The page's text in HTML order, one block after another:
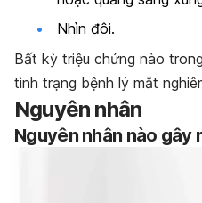
Nhìn đôi.
Bất kỳ triệu chứng nào
tình trạng bệnh lý mắt
Nguyên nhân
Nguyên nhân nào gây